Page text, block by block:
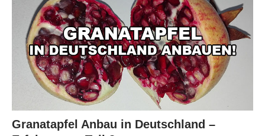
Granatapfel Anbau in Deutschland –